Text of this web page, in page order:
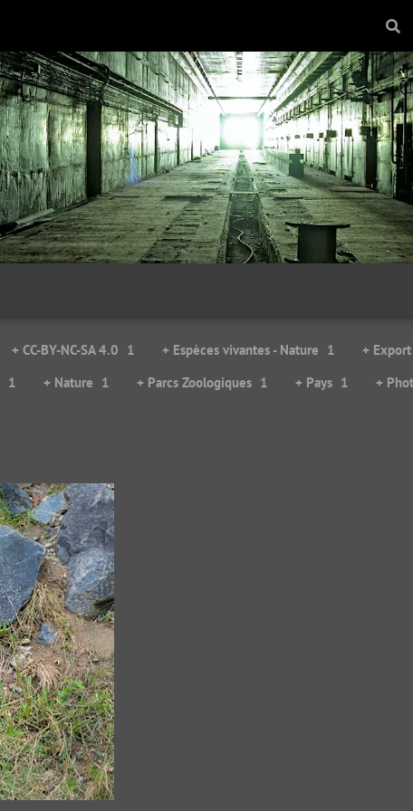
+ CC-BY-NC-SA 4.0 1 + Espèces vivantes - Nature 1 + Export
1 + Nature 1 + Parcs Zoologiques 1 + Pays 1 +